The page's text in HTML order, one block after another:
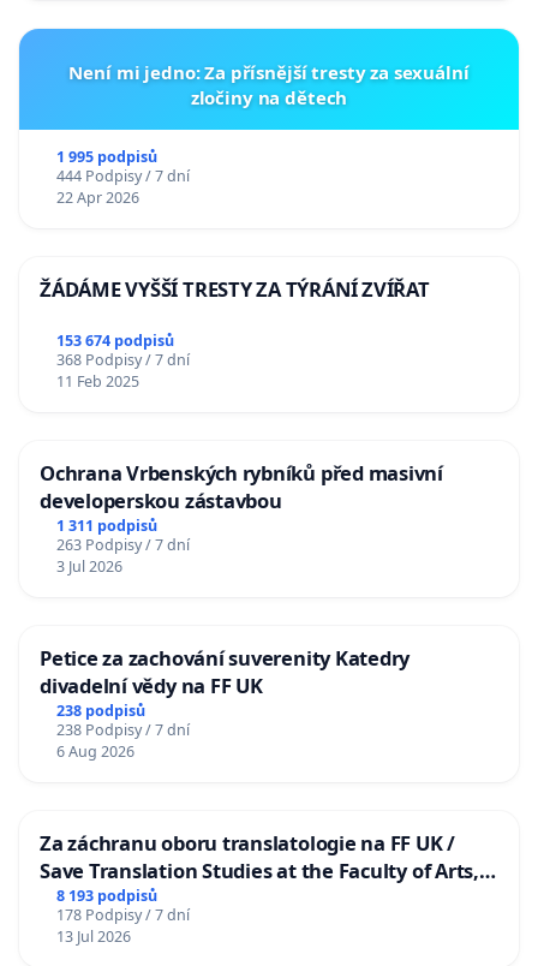
Není mi jedno: Za přísnější tresty za sexuální
zločiny na dětech
1 995 podpisů
444 Podpisy / 7 dní
22 Apr 2026
ŽÁDÁME VYŠŠÍ TRESTY ZA TÝRÁNÍ ZVÍŘAT
153 674 podpisů
368 Podpisy / 7 dní
11 Feb 2025
Ochrana Vrbenských rybníků před masivní
developerskou zástavbou
1 311 podpisů
263 Podpisy / 7 dní
3 Jul 2026
Petice za zachování suverenity Katedry
divadelní vědy na FF UK
238 podpisů
238 Podpisy / 7 dní
6 Aug 2026
Za záchranu oboru translatologie na FF UK /
Save Translation Studies at the Faculty of Arts,
Charles University
8 193 podpisů
178 Podpisy / 7 dní
13 Jul 2026